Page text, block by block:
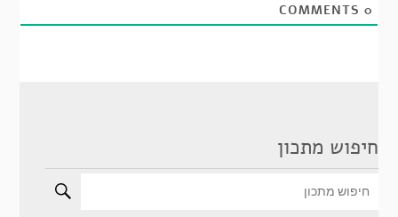
0
חיפוש מתכון